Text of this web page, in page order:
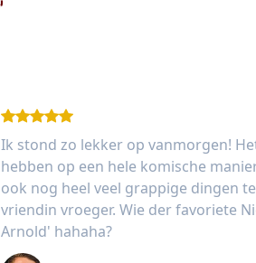
Ik stond zo lekker op vanmorgen!
hebben op een hele komische
ook nog heel veel grappige dingen
vriendin vroeger. Wie der favoriete
Arnold' hahaha?